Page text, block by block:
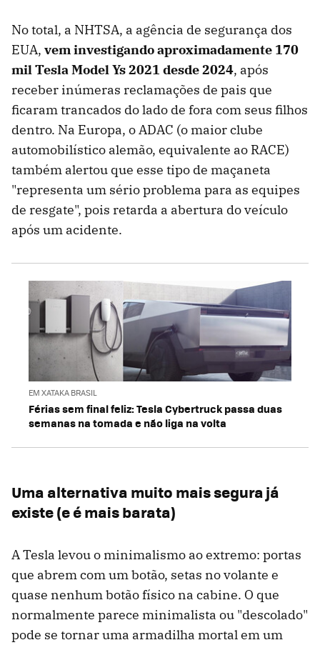
No total, a NHTSA, a agência de segurança dos
EUA, vem investigando aproximadamente 170
mil Tesla Model Ys 2021 desde 2024, após
receber inúmeras reclamações de pais que
ficaram trancados do lado de fora com seus filhos
dentro. Na Europa, o ADAC (o maior clube
automobilístico alemão, equivalente ao RACE)
também alertou que esse tipo de maçaneta
"representa um sério problema para as equipes
de resgate", pois retarda a abertura do veículo
após um acidente.
EM XATAKA BRASIL
Férias sem final feliz: Tesla Cybertruck passa duas
semanas na tomada e não liga na volta
Uma alternativa muito mais segura já
existe (e é mais barata)
A Tesla levou o minimalismo ao extremo: portas
que abrem com um botão, setas no volante e
quase nenhum botão físico na cabine. O que
normalmente parece minimalista ou "descolado"
pode se tornar uma armadilha mortal em um